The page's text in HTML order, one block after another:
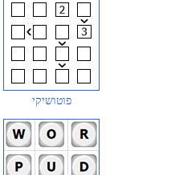
פוטושיקי